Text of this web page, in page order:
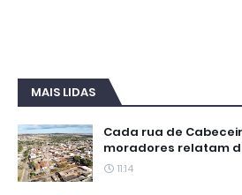
MAIS LIDAS
Cada rua de
moradores relatam
11:14